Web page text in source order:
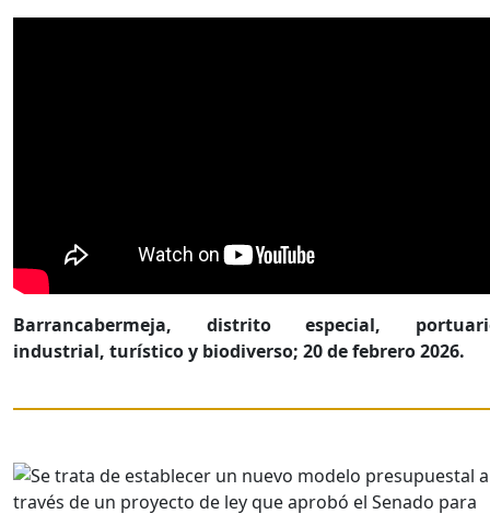
Barrancabermeja, distrito especial,
industrial, turístico y biodiverso; 20 de febrero 2026.